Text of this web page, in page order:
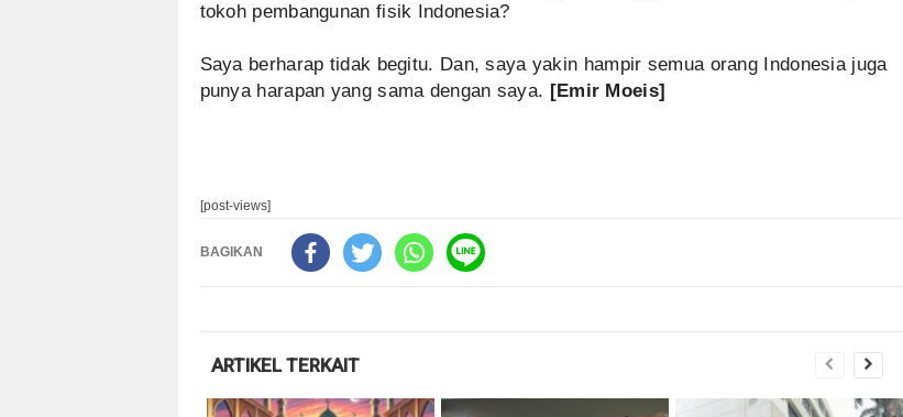
tokoh pembangunan fisik Indonesia?
Saya berharap tidak begitu. Dan, saya yakin hampir semua orang Indonesia juga
punya harapan yang sama dengan saya. [Emir Moeis]
[post-views]
BAGIKAN
ARTIKEL TERKAIT